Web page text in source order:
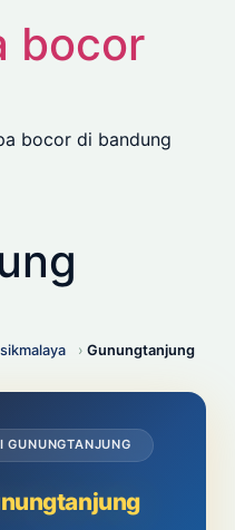
bocor
bocor di bandung
› Gunungtanjung
GUNUNGTANJUNG